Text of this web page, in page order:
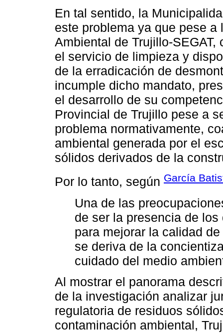
En tal sentido, la
este problema ya que pese
Ambiental de Trujillo-
el servicio de limpieza y
de la erradicación de
incumple dicho mandato,
el desarrollo de su
Provincial de Trujillo pese a
problema normativamente,
ambiental generada por el
sólidos derivados de la
Por lo tanto, según García
Una de las
de ser la presencia de
para mejorar la calidad
se deriva de la
cuidado del medio
Al mostrar el panorama
de la investigación analizar
regulatoria de residuos
contaminación ambiental,